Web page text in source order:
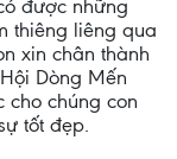
được những
thiêng liêng qua
xin chân thành
Dòng Mến
cho chúng con
tốt đẹp.